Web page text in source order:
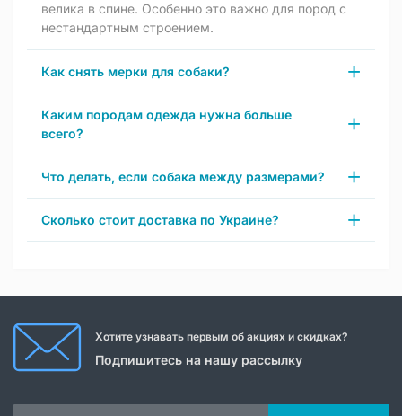
велика в спине. Особенно это важно для пород с
нестандартным строением.
Как снять мерки для собаки?
Каким породам одежда нужна больше
всего?
Что делать, если собака между размерами?
Сколько стоит доставка по Украине?
Хотите узнавать первым об акциях и скидках?
Подпишитесь на нашу рассылку